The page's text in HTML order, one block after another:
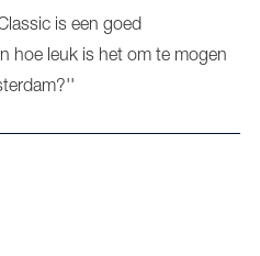
is een goed
hoe leuk is het om te mogen